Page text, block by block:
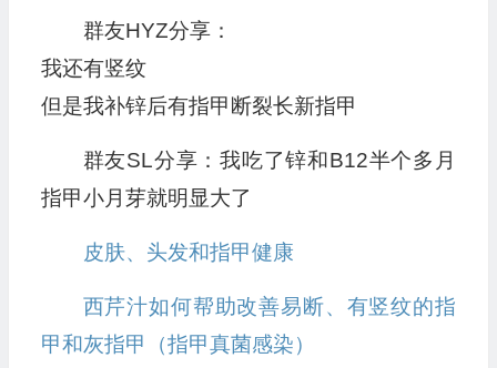
群友HYZ分享：
我还有竖纹
但是我补锌后有指甲断裂长新指甲
群友SL分享：我吃了锌和B12半个多月
指甲小月芽就明显大了
皮肤、头发和指甲健康
西芹汁如何帮助改善易断、有竖纹的指
甲和灰指甲（指甲真菌感染）